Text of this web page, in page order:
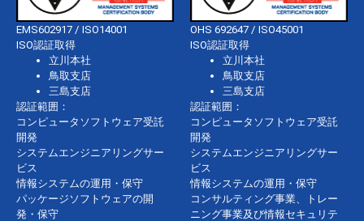
EMS602917 / ISO14001
ISO認証取得
立川本社
鳥取支店
三島支店
認証範囲：
コンピュータソフトウェア受託
開発
システムエンジニアリングサー
ビス
情報システムの運用・保守
パッケージソフトウェアの開
発・保守
OHS 692647 / ISO45001
ISO認証取得
立川本社
鳥取支店
三島支店
認証範囲：
コンピュータソフトウェア受託
開発
システムエンジニアリングサー
ビス
情報システムの運用・保守
コンサルティング事業、トレー
ニング事業及び情報セキュリテ